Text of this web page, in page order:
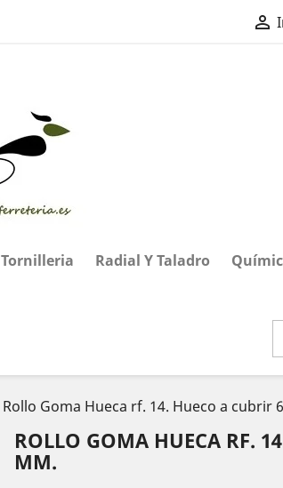

Tornilleria Radial Y Taladro
Rollo Goma Hueca rf. 14. Hueco a cubrir
ROLLO GOMA HUECA RF.
MM.